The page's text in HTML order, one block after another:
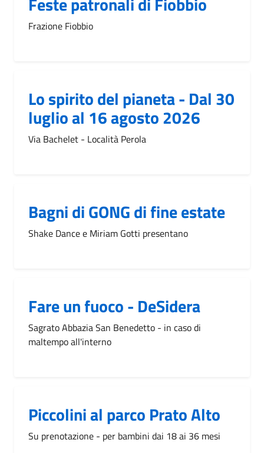
Frazione Fiobbio
Lo spirito del pianeta - Dal 30
luglio al 16 agosto 2026
Via Bachelet - Località Perola
Bagni di GONG di fine estate
Shake Dance e Miriam Gotti presentano
Fare un fuoco - DeSidera
Sagrato Abbazia San Benedetto - in caso di
maltempo all'interno
Piccolini al parco Prato Alto
Su prenotazione - per bambini dai 18 ai 36 mesi